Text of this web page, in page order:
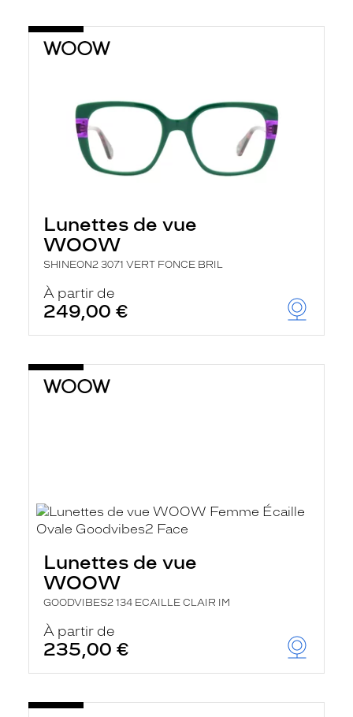
Lunettes de vue
WOOW
SHINEON2 3071 VERT FONCE BRIL
À partir de
249,00 €
Lunettes de vue
WOOW
GOODVIBES2 134 ECAILLE CLAIR IM
À partir de
235,00 €